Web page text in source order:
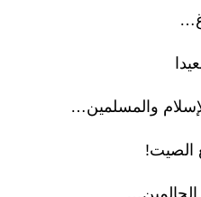
والمسلمين…
الصيت!